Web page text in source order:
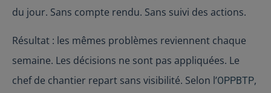
du jour. Sans compte rendu. Sans suivi des actions.
Résultat : les mêmes problèmes reviennent chaque
semaine. Les décisions ne sont pas appliquées. Le
chef de chantier repart sans visibilité. Selon l’OPPBTP,